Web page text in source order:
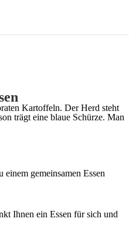
gemeinsamen Essen
Ihnen ein Essen für sich und